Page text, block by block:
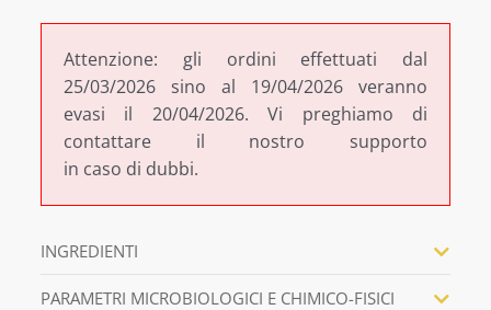
Attenzione: gli ordini effettuati dal
25/03/2026 sino al 19/04/2026 veranno
evasi il 20/04/2026. Vi preghiamo di
contattare il nostro supporto
in caso di dubbi.
INGREDIENTI
PARAMETRI MICROBIOLOGICI E CHIMICO-FISICI